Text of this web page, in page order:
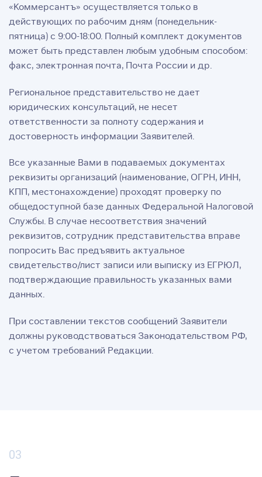
«Коммерсантъ» осуществляется только в
действующих по рабочим дням (понедельник-
пятница) с 9:00-18:00. Полный комплект документов
может быть представлен любым удобным способом:
факс, электронная почта, Почта России и др.
Региональное представительство не дает
юридических консультаций, не несет
ответственности за полноту содержания и
достоверность информации Заявителей.
Все указанные Вами в подаваемых документах
реквизиты организаций (наименование, ОГРН, ИНН,
КПП, местонахождение) проходят проверку по
общедоступной базе данных Федеральной Налоговой
Службы. В случае несоответствия значений
реквизитов, сотрудник представительства вправе
попросить Вас предъявить актуальное
свидетельство/лист записи или выписку из ЕГРЮЛ,
подтверждающие правильность указанных вами
данных.
При составлении текстов сообщений Заявители
должны руководствоваться Законодательством РФ,
с учетом требований Редакции.